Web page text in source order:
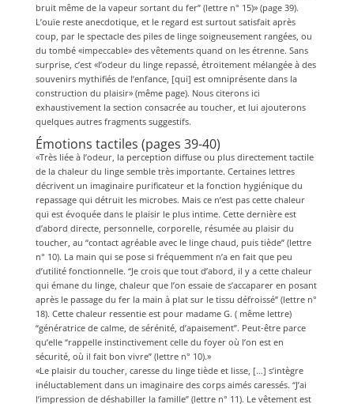
bruit même de la vapeur sortant du fer” (lettre n° 15)» (page 39).
L’ouïe reste anecdotique, et le regard est surtout satisfait après
coup, par le spectacle des piles de linge soigneusement rangées, ou
du tombé «impeccable» des vêtements quand on les étrenne. Sans
surprise, c’est «l’odeur du linge repassé, étroitement mélangée à des
souvenirs mythifiés de l’enfance, [qui] est omniprésente dans la
construction du plaisir» (même page). Nous citerons ici
exhaustivement la section consacrée au toucher, et lui ajouterons
quelques autres fragments suggestifs.
Émotions tactiles (pages 39-40)
«Très liée à l’odeur, la perception diffuse ou plus directement tactile
de la chaleur du linge semble très importante. Certaines lettres
décrivent un imaginaire purificateur et la fonction hygiénique du
repassage qui détruit les microbes. Mais ce n’est pas cette chaleur
qui est évoquée dans le plaisir le plus intime. Cette dernière est
d’abord directe, personnelle, corporelle, résumée au plaisir du
toucher, au “contact agréable avec le linge chaud, puis tiède” (lettre
n° 10). La main qui se pose si fréquemment n’a en fait que peu
d’utilité fonctionnelle. “Je crois que tout d’abord, il y a cette chaleur
qui émane du linge, chaleur que l’on essaie de s’accaparer en posant
après le passage du fer la main à plat sur le tissu défroissé” (lettre n°
18). Cette chaleur ressentie est pour madame G. ( même lettre)
“génératrice de calme, de sérénité, d’apaisement”. Peut-être parce
qu’elle “rappelle instinctivement celle du foyer où l’on est en
sécurité, où il fait bon vivre” (lettre n° 10).»
«Le plaisir du toucher, caresse du linge tiède et lisse, […] s’intègre
inéluctablement dans un imaginaire des corps aimés caressés. “J’ai
l’impression de déshabiller la famille” (lettre n° 11). Le vêtement est